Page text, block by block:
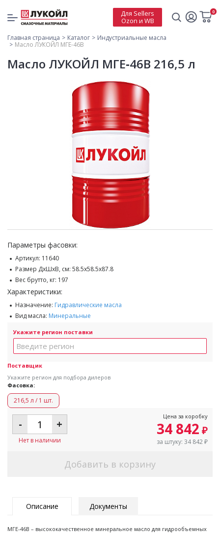
Для Sellers
Ozon и WB
0
Главная страница Каталог
Индустриальные масла
Масло ЛУКОЙЛ МГЕ-46В
Масло ЛУКОЙЛ МГЕ‑46В 216,5 л
Параметры фасовки:
Артикул: 11640
Размер ДхШхВ, см: 58.5x58.5x87.8
Вес брутто, кг: 197
Характеристики:
Назначение: Гидравлические масла
Вид масла: Минеральные
Укажите регион поставки
Поставщик
Укажите регион для подбора дилеров
Фасовка:
216,5 л / 1 шт.
- +
Нет в наличии
Цена за коробку
34 842 ₽
за штуку: 34 842₽
Добавить в корзину
Описание Документы
МГЕ-46В – высококачественное минеральное масло для гидрообъемных